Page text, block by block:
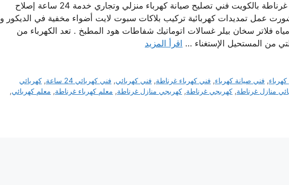
رقم فني كهربائي منازل غرناطة بالكويت فني تصليح صيانة كهرباء منزلي وتجاري خدمة 24 ساعة إصلاح
عمل تمديدات كهربائية تركيب بلاكات سبوت لايت أضواء مخفية في الديكور و
فلاتر سخان بيلر غسالات اتوماتيك شفاطات هود المطبخ . تعد الكهرباء من
من المستحيل الإستغناء … اقرأ المزيد
, فني صيانة كهرباء, فني كهرباء غرناطة, فني كهربائي, فني كهربائي 24 ساعة ,كهربائي
منازل غرناطة, كهربجي غرناطة, كهربجي منازل غرناطة, معلم كهرباء غرناطة, معلم كهربائي,